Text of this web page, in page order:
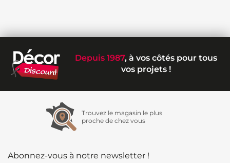
Depuis 1987, à vos côtés pour tous
vos projets !
Trouvez le magasin le plus
proche de chez vous
Abonnez-vous à notre newsletter !